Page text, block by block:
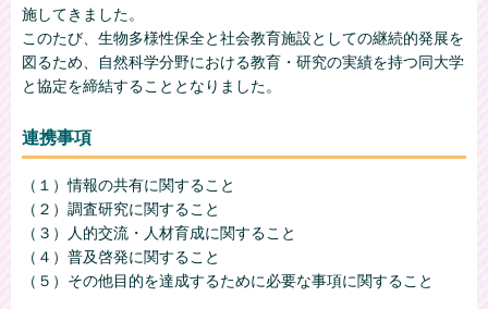
施してきました。
このたび、生物多様性保全と社会教育施設としての継続的発展を
図るため、自然科学分野における教育・研究の実績を持つ同大学
と協定を締結することとなりました。
連携事項
（１）情報の共有に関すること
（２）調査研究に関すること
（３）人的交流・人材育成に関すること
（４）普及啓発に関すること
（５）その他目的を達成するために必要な事項に関すること